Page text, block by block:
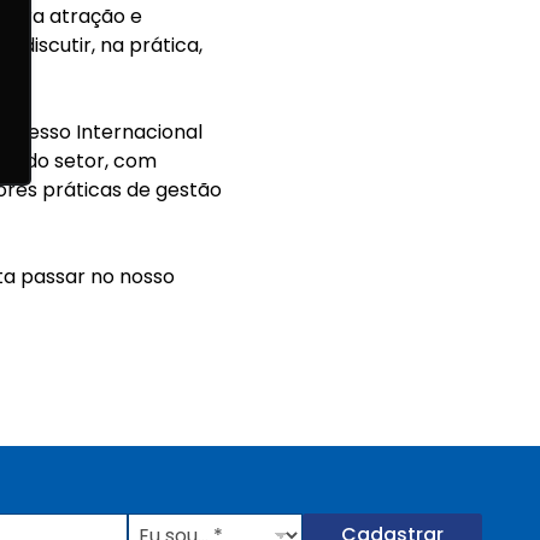
atração e
discutir, na prática,
Internacional
do setor, com
práticas de gestão
passar no nosso
E